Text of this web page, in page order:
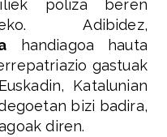
poliza beren
Adibidez,
handiagoa hauta
gastuak
Katalunian
bizi badira,
diren.